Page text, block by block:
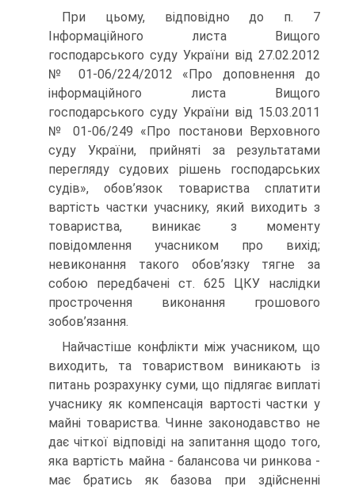
При цьому, відповідно до п. 7
Інформаційного листа Вищого
господарського суду України від 27.02.2012
№ 01-06/224/2012 «Про доповнення до
інформаційного листа Вищого
господарського суду України від 15.03.2011
№ 01-06/249 «Про постанови Верховного
суду України, прийняті за результатами
перегляду судових рішень господарських
судів», обов’язок товариства сплатити
вартість частки учаснику, який виходить з
товариства, виникає з моменту
повідомлення учасником про вихід;
невиконання такого обов’язку тягне за
собою передбачені ст. 625 ЦКУ наслідки
прострочення виконання грошового
зобов’язання.
Найчастіше конфлікти між учасником, що
виходить, та товариством виникають із
питань розрахунку суми, що підлягає виплаті
учаснику як компенсація вартості частки у
майні товариства. Чинне законодавство не
дає чіткої відповіді на запитання щодо того,
яка вартість майна - балансова чи ринкова -
має братись як базова при здійсненні